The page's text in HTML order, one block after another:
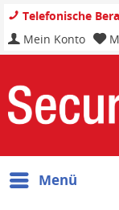
Telefonische
Mein Konto
Menü